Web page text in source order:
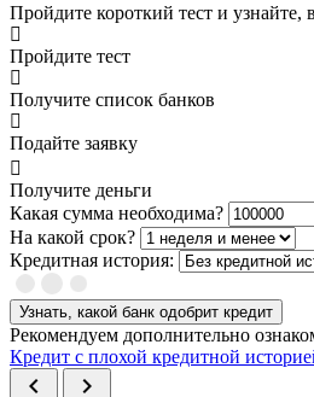
Пройдите короткий тест и узнайте,
Пройдите тест
Получите список банков
Подайте заявку
Получите деньги
Какая сумма необходима?
На какой срок?
Кредитная история:
Узнать, какой банк одобрит кредит
Рекомендуем дополнительно
Кредит с плохой кредитной
chevron_left chevron_right